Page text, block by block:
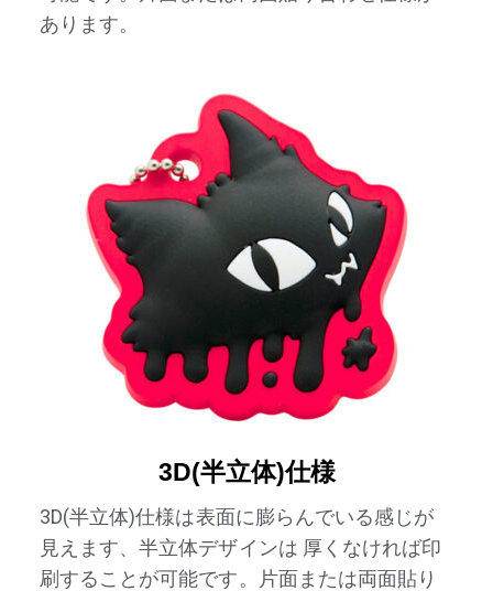
あります。
3D(半立体)仕様
3D(半立体)仕様は表面に膨らんでいる感じが
見えます、半立体デザインは 厚くなければ印
刷することが可能です。片面または両面貼り